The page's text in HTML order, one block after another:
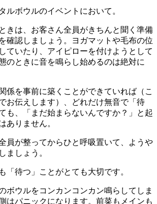
ルボウルのイベントにおいて。
きは、お客さん全員がきちんと聞く準備
確認しましょう。ヨガマットや毛布の位
ていたり、アイピローを付けようとして
のときに音を鳴らし始めるのは絶対に
係を事前に築くことができていれば（こ
お伝えします）、どれだけ無音で「待
も、「まだ始まらないんですか？」と起
ありません。
員が整ってからひと呼吸置いて、ようや
ましょう。
「待つ」ことがとても大切です。
ボウルをコンカンコンカン鳴らしてしま
はパニックになります。前菜もメインも